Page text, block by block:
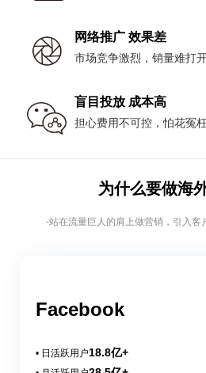
网络推广 效果差
市场竞争激烈，销量难打
盲目投放 成本高
担心费用不可控，怕花冤
为什么要做海
-站在流量巨人的肩上做营销，引入客
Facebook
• 日活跃用户18.8亿+